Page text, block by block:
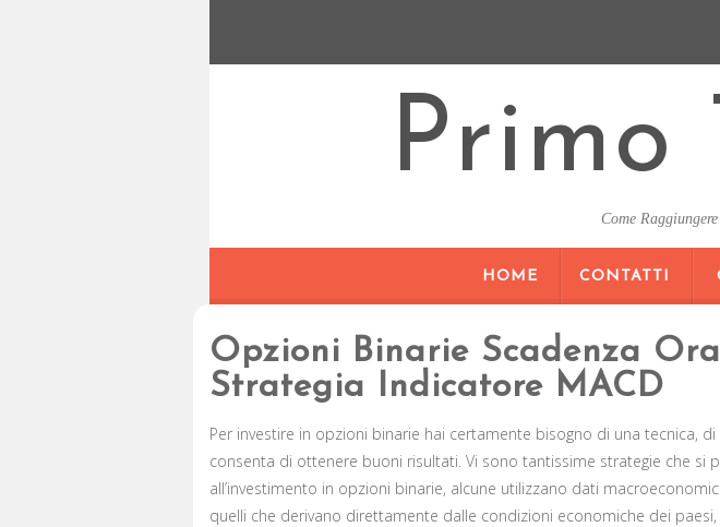
Primo
Come
HOME CONTATTI
Opzioni Binarie Scadenza
Strategia Indicatore MACD
Per investire in opzioni binarie hai certamente bisogno di una tecnica,
consenta di ottenere buoni risultati. Vi sono tantissime strategie che si
all’investimento in opzioni binarie, alcune utilizzano dati
quelli che derivano direttamente dalle condizioni economiche dei